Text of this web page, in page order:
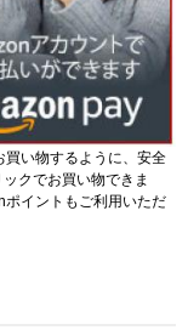
買い物するように、安全
クでお買い物できま
ポイントもご利用いただ